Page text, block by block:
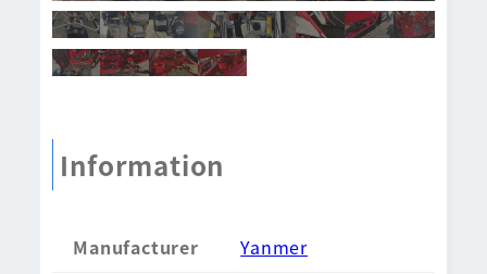
Information
Manufacturer
Yanmer